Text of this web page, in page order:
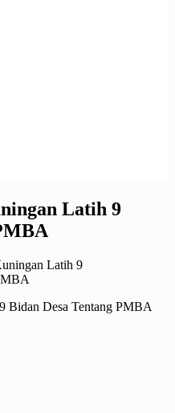
Latih 9
Bidan Desa Tentang PMBA